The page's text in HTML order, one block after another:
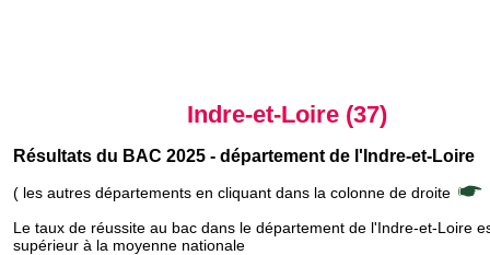
Indre-et-Loire (37)
Résultats du BAC 2025 - département de l'Indre-et-Loire
( les autres départements en cliquant dans la colonne de droite
Le taux de réussite au bac dans le département de l'Indre-et-Loire
supérieur à la moyenne nationale